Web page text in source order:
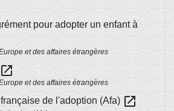
pour adopter un enfant à
et des affaires étrangères
open_in_new
et des affaires étrangères
de l'adoption (Afa) open_in_new